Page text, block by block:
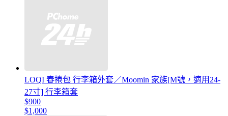
LOQI 春捲包 行李箱外套／Moomin 家族[M號，適用24-
27寸] 行李箱套
$900
$1,000